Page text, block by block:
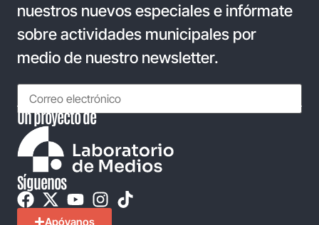
nuestros nuevos especiales e infórmate
sobre actividades municipales por
medio de nuestro newsletter.
Un proyecto de
Síguenos
Apóyanos